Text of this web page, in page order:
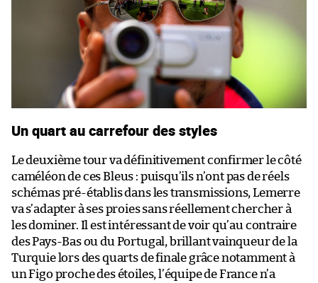
Un quart au carrefour des styles
Le deuxième tour va définitivement confirmer le côté
caméléon de ces Bleus : puisqu’ils n’ont pas de réels
schémas pré-établis dans les transmissions, Lemerre
va s’adapter à ses proies sans réellement chercher à
les dominer. Il est intéressant de voir qu’au contraire
des Pays-Bas ou du Portugal, brillant vainqueur de la
Turquie lors des quarts de finale grâce notamment à
un Figo proche des étoiles, l’équipe de France n’a